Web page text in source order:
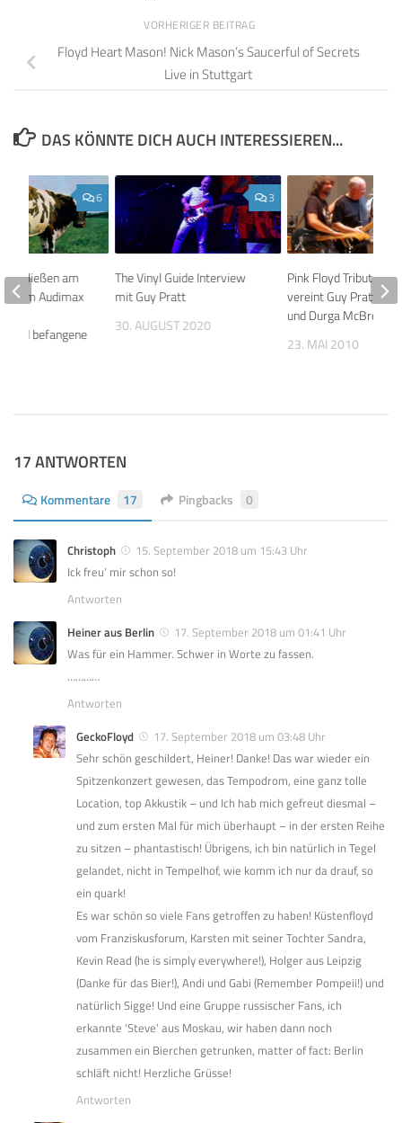
VORHERIGER BEITRAG
Floyd Heart Mason! Nick Mason’s Saucerful of Secrets
Live in Stuttgart
DAS KÖNNTE DICH AUCH INTERESSIEREN...
3
The Vinyl Guide Interview
mit Guy Pratt
30. AUGUST 2020
Pink Floyd Tributband
vereint Guy Pratt, Jon
und Durga McBroom
23. MAI 2010
6
am
im Audimax
und befangene
17 ANTWORTEN
Kommentare 17 Pingbacks 0
Christoph
15. September 2018 um 15:43 Uhr
Ick freu’ mir schon so!
Antworten
Heiner aus Berlin
17. September 2018 um 01:41 Uhr
Was für ein Hammer. Schwer in Worte zu fassen.
…………
Antworten
GeckoFloyd
17. September 2018 um 03:48 Uhr
Sehr schön geschildert, Heiner! Danke! Das war wieder ein
Spitzenkonzert gewesen, das Tempodrom, eine ganz tolle
Location, top Akkustik – und Ich hab mich gefreut diesmal –
und zum ersten Mal für mich überhaupt – in der ersten Reihe
zu sitzen – phantastisch! Übrigens, ich bin natürlich in Tegel
gelandet, nicht in Tempelhof, wie komm ich nur da drauf, so
ein quark!
Es war schön so viele Fans getroffen zu haben! Küstenfloyd
vom Franziskusforum, Karsten mit seiner Tochter Sandra,
Kevin Read (he is simply everywhere!), Holger aus Leipzig
(Danke für das Bier!), Andi und Gabi (Remember Pompeii!) und
natürlich Sigge! Und eine Gruppe russischer Fans, ich
erkannte ‘Steve’ aus Moskau, wir haben dann noch
zusammen ein Bierchen getrunken, matter of fact: Berlin
schläft nicht! Herzliche Grüsse!
Antworten